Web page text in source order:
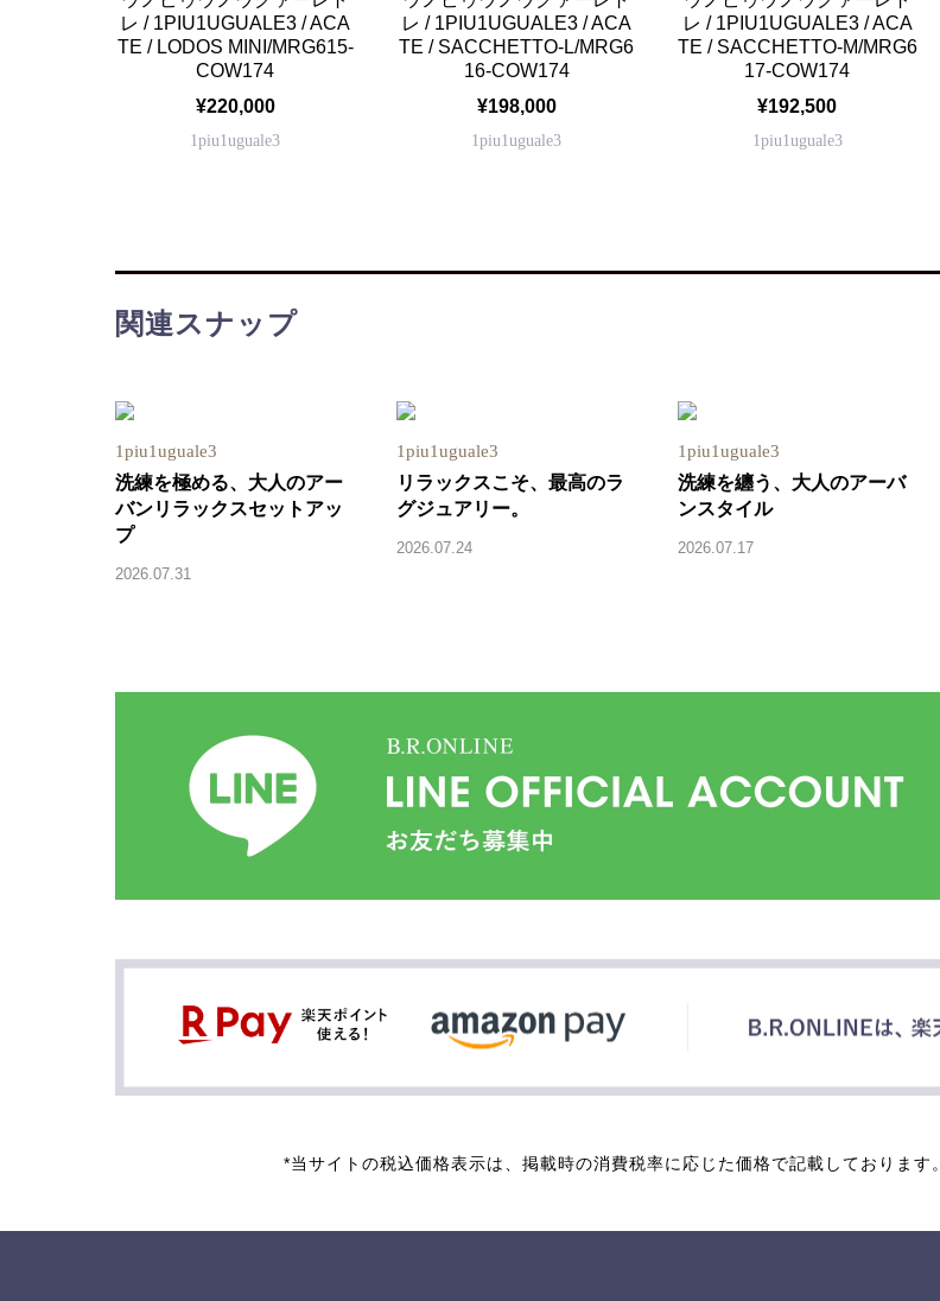
レ / 1PIU1UGUALE3 / ACA
TE / LODOS MINI/MRG615-
COW174
¥220,000
1piu1uguale3
レ / 1PIU1UGUALE3 / ACA
TE / SACCHETTO-L/MRG6
16-COW174
¥198,000
1piu1uguale3
レ / 1PIU1UGUALE3 / ACA
TE / SACCHETTO-M/MRG6
17-COW174
¥192,500
1piu1uguale3
関連スナップ
1piu1uguale3
洗練を極める、大人のアー
バンリラックスセットアッ
プ
2026.07.31
1piu1uguale3
リラックスこそ、最高のラ
グジュアリー。
2026.07.24
1piu1uguale3
洗練を纏う、大人のアーバ
ンスタイル
2026.07.17
*当サイトの税込価格表示は、掲載時の消費税率に応じた価格で記載しております